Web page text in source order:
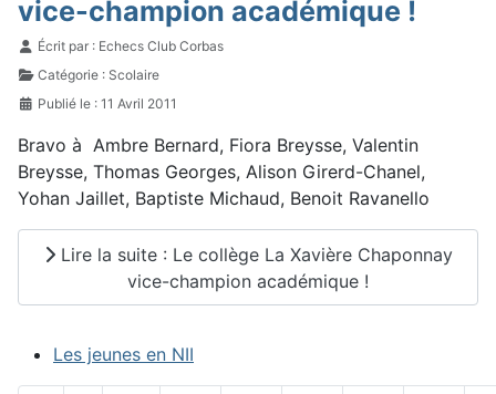
vice-champion académique !
Détails
Écrit par : Echecs Club Corbas
Catégorie : Scolaire
Publié le : 11 Avril 2011
Bravo à Ambre Bernard, Fiora Breysse, Valentin
Breysse, Thomas Georges, Alison Girerd-Chanel,
Yohan Jaillet, Baptiste Michaud, Benoit Ravanello
Lire la suite : Le collège La Xavière Chaponnay
vice-champion académique !
Les jeunes en NII